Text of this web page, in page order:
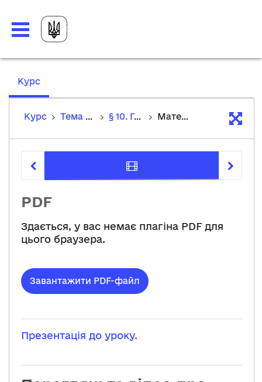
Курс,
Курс
Тема 1. Подорож мистецтвом минулих епох § 10. Готичне мистецтво Матеріали до уроку
PDF
Здається, у вас немає плагіна PDF для
цього браузера.
Завантажити PDF-файл
Презентація до уроку.